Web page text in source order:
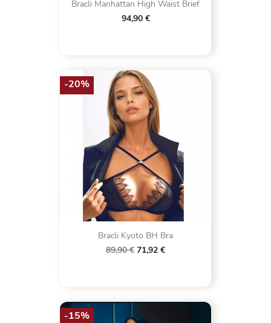
Bracli Manhattan High Waist Brief
94,90 €
Bracli Kyoto BH Bra
89,90 € 71,92 €
-20%
-15%